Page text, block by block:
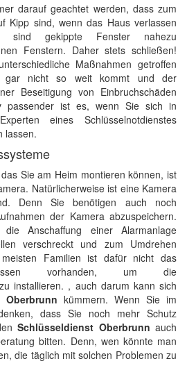
darauf geachtet werden, dass zum
Kipp sind, wenn das Haus verlassen
sind gekippte Fenster nahezu
Fenstern. Daher stets schließen!
Maßnahmen getroffen
gar nicht so weit kommt und der
Beseitigung von Einbruchschäden
passender ist es, wenn Sie sich in
eines Schlüsselnotdienstes
lassen.
Sie am Heim montieren können, ist
Natürlicherweise ist eine Kamera
Denn Sie benötigen auch noch
der Kamera abzuspeichern.
Anschaffung einer Alarmanlage
verschreckt und zum Umdrehen
Familien ist dafür nicht das
vorhanden, um die
installieren. , auch darum kann sich
Oberbrunn kümmern. Wenn Sie im
dass Sie noch mehr Schutz
Schlüsseldienst Oberbrunn auch
bitten. Denn, wen könnte man
die täglich mit solchen Problemen zu